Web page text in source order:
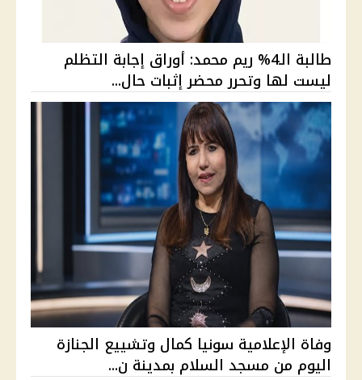
طالبة الـ4% ريم محمد: أوراق إجابة التظلم
ليست لها وتحرر محضر إثبات حال...
وفاة الإعلامية سونيا كمال وتشييع الجنازة
اليوم من مسجد السلام بمدينة ن...